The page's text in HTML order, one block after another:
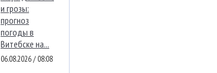
и грозы:
прогноз
погоды в
Витебске на...
06.08.2026 / 08:08